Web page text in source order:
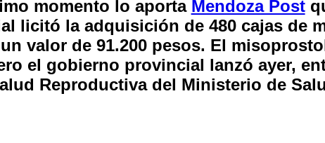
momento lo aporta Mendoza Post
licitó la adquisición de 480 cajas de
valor de 91.200 pesos. El
el gobierno provincial lanzó ayer,
Reproductiva del Ministerio de